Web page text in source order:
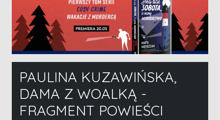
PAULINA KUZAWIŃSKA,
DAMA Z WOALKĄ -
FRAGMENT POWIEŚCI